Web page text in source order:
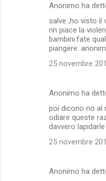
Anonimo ha
salve ,ho visto il
nn piace la
bambini.fate
piangere.
25 novembre
Anonimo ha
poi dicono no al
odiare queste
davvero
25 novembre
Anonimo ha